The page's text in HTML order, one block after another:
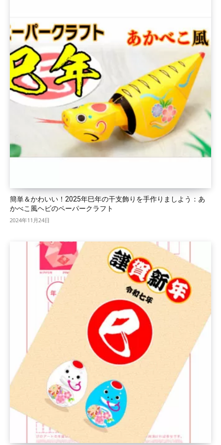
簡単＆かわいい！2025年巳年の干支飾りを手作りましよう：あ
かべこ風ヘビのペーパークラフト
2024年11月24日